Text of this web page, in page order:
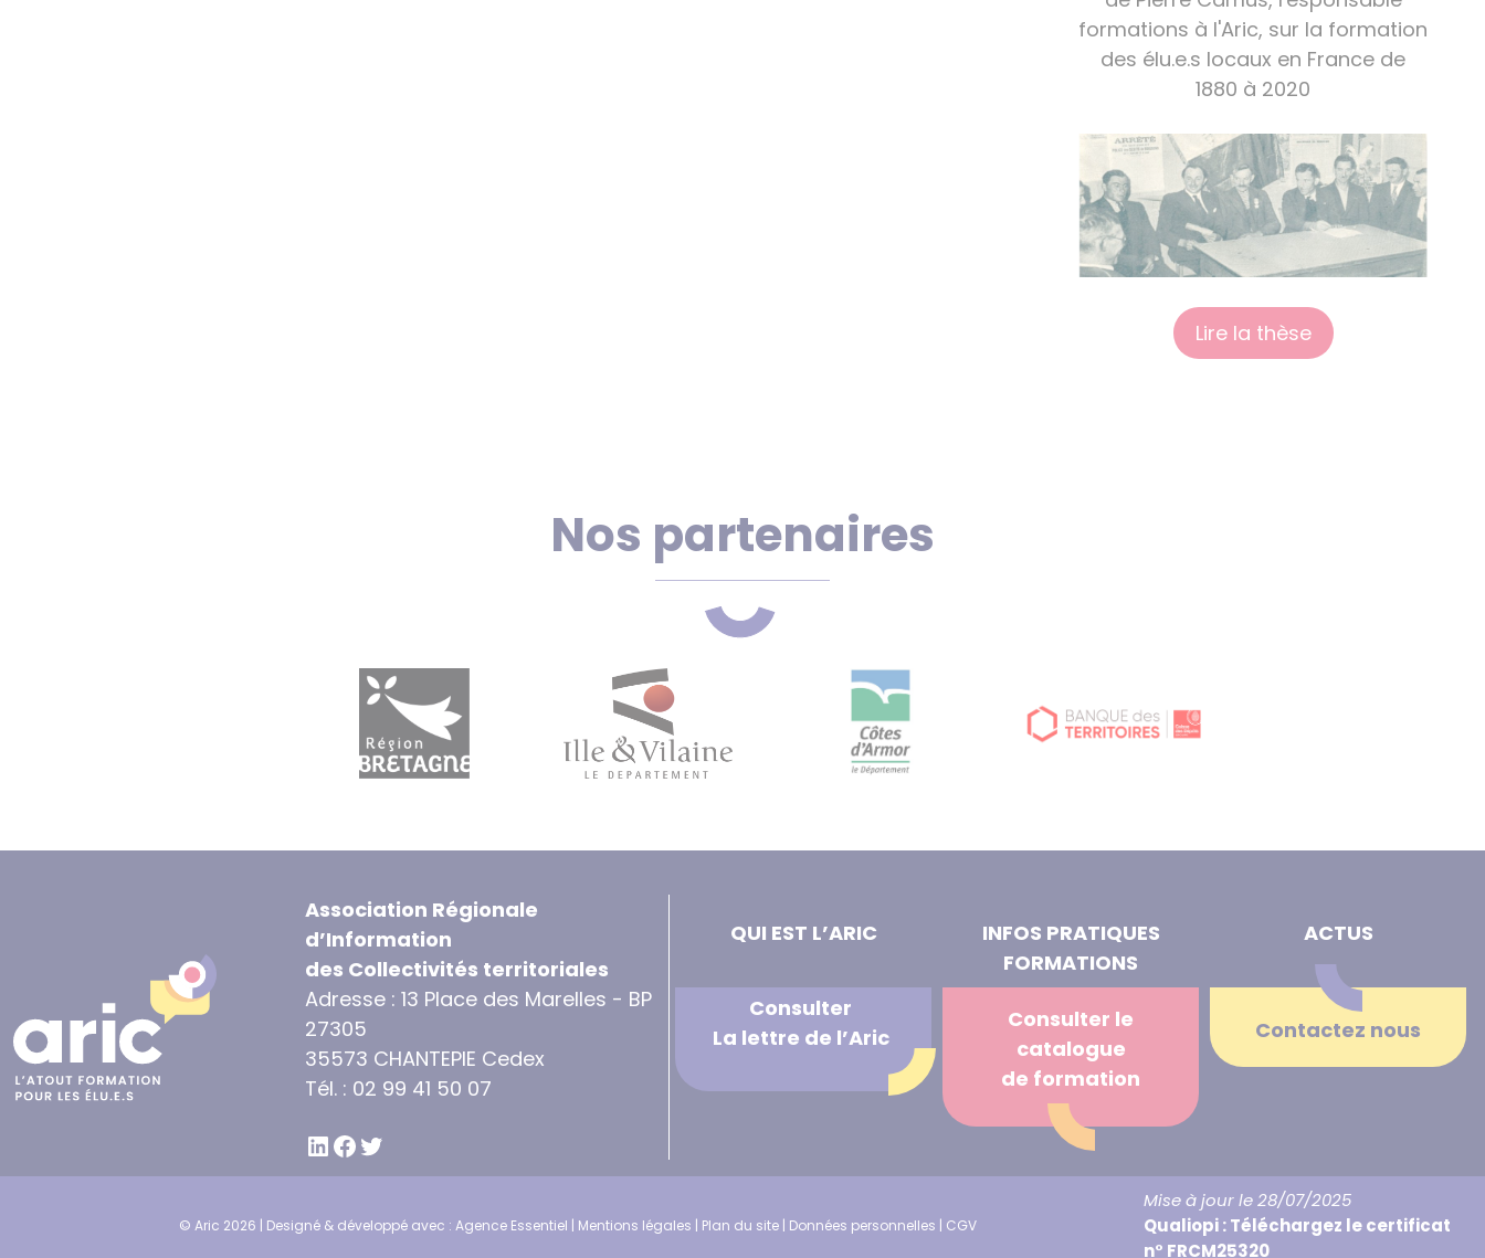
formations à l'Aric, sur la formation
des élu.e.s locaux en France de
1880 à 2020
Lire la thèse
Nos partenaires
Association Régionale
d’Information
des Collectivités territoriales
Adresse : 13 Place des Marelles - BP
27305
35573 CHANTEPIE Cedex
Tél. : 02 99 41 50 07
LINKEDIN
FACEBOOK
TWITTER
QUI EST L’ARIC
INFOS PRATIQUES
FORMATIONS
ACTUS
Consulter
La lettre de l’Aric
Consulter le
catalogue
de formation
Contactez nous
© Aric 2026 | Designé & développé avec : Agence Essentiel | Mentions légales | Plan du site| Données personnelles | CGV
Mise à jour le 28/07/2025
Qualiopi : Téléchargez le certificat
n° FRCM25320